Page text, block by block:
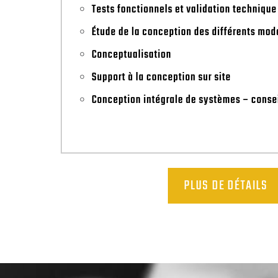
Tests fonctionnels et validation
Étude de la conception des différents
Conceptualisation
Support à la conception sur site
Conception intégrale de systèmes –
PLUS DE DÉTAILS